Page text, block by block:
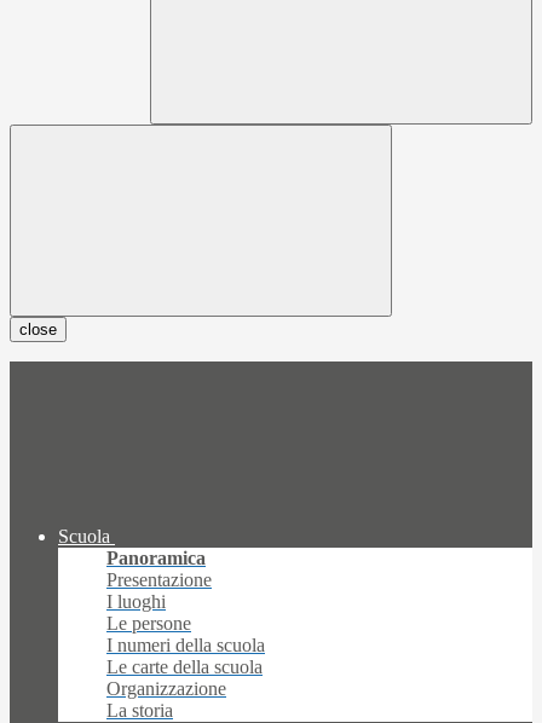
close
Scuola
Panoramica
Presentazione
I luoghi
Le persone
I numeri della scuola
Le carte della scuola
Organizzazione
La storia